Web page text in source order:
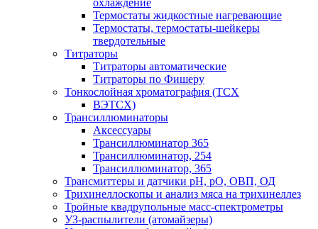
охлаждение
Термостаты жидкостные нагревающие
Термостаты, термостаты-шейкеры
твердотельные
Титраторы
Титраторы автоматические
Титраторы по Фишеру
Тонкослойная хроматография (ТСХ
ВЭТСХ)
Трансиллюминаторы
Аксессуары
Трансиллюминатор 365
Трансиллюминатор, 254
Трансиллюминатор, 365
Трансмиттеры и датчики рН, рО, ОВП, ОД
Трихинеллоскопы и анализ мяса на трихинеллез
Тройные квадрупольные масс-спектрометры
УЗ-распылители (атомайзеры)